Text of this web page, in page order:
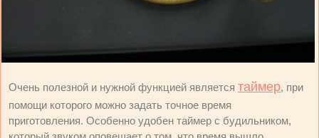
Очень полезной и нужной функцией является таймер, при
помощи которого можно задать точное время
приготовления. Особенно удобен таймер с будильником,